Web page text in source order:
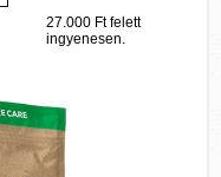
27.000 Ft felett
ingyenesen.